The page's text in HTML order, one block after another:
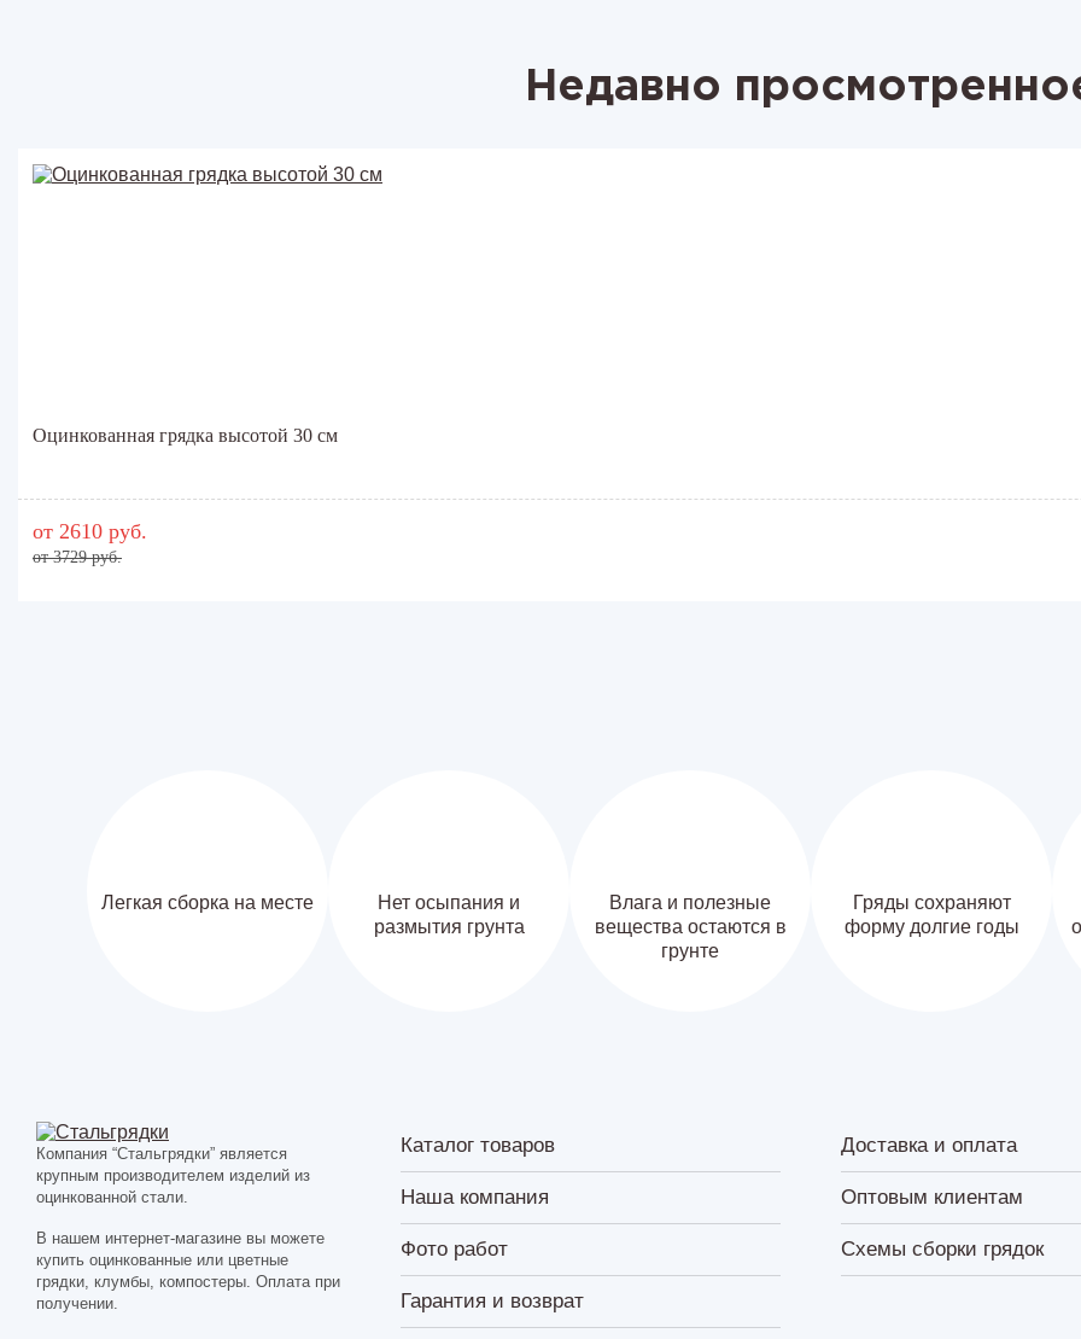
Недавно
Оцинкованная грядка высотой 30 см
от 2610 руб.
от 3729 руб.
Легкая сборка на месте
Нет осыпания и
размытия грунта
Влага и полезные
вещества остаются в
грунте
Гряды сохраняют
форму долгие годы
Компания “Стальгрядки” является
крупным производителем изделий из
оцинкованной стали.
В нашем интернет-магазине вы можете
купить оцинкованные или цветные
грядки, клумбы, компостеры. Оплата при
получении.
Каталог товаров Доставка и оплата
Наша компания Оптовым клиентам
Фото работ Схемы сборки грядок
Гарантия и возврат